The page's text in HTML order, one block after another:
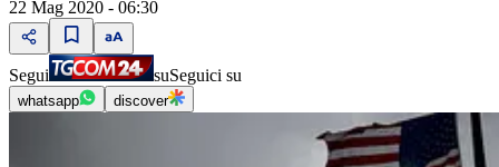
22 Mag 2020 - 06:30
Segui suSeguici su
whatsapp discover